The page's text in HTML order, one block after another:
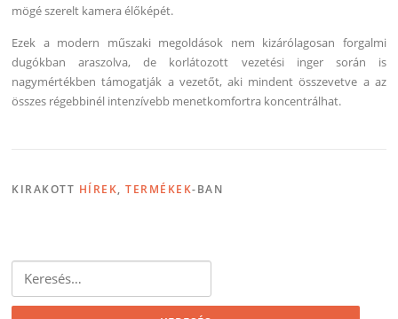
mögé szerelt kamera élőképét.
Ezek a modern műszaki megoldások nem kizárólagosan forgalmi
dugókban araszolva, de korlátozott vezetési inger során is
nagymértékben támogatják a vezetőt, aki mindent összevetve a az
összes régebbinél intenzívebb menetkomfortra koncentrálhat.
KIRAKOTT HÍREK,TERMÉKEK-BAN
Keresés: